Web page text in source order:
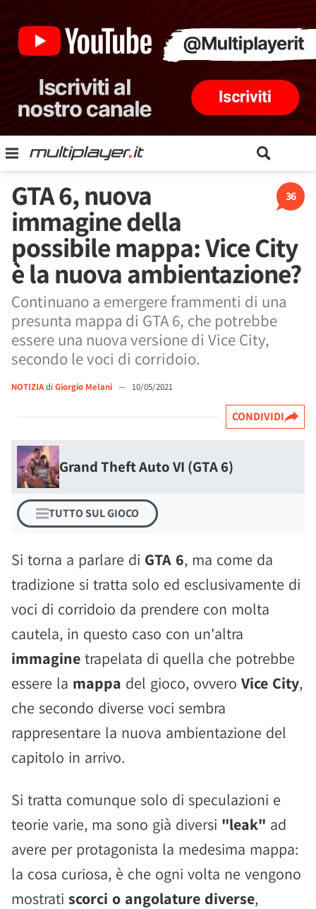
36
GTA 6, nuova
immagine della
possibile mappa: Vice City
è la nuova ambientazione?
Continuano a emergere frammenti di una
presunta mappa di GTA 6, che potrebbe
essere una nuova versione di Vice City,
secondo le voci di corridoio.
NOTIZIAdi Giorgio Melani — 10/05/2021
CONDIVIDI
Grand Theft Auto VI (GTA 6)
TUTTO SUL GIOCO
Si torna a parlare di GTA 6, ma come da
tradizione si tratta solo ed esclusivamente di
voci di corridoio da prendere con molta
cautela, in questo caso con un'altra
immagine trapelata di quella che potrebbe
essere la mappa del gioco, ovvero Vice City,
che secondo diverse voci sembra
rappresentare la nuova ambientazione del
capitolo in arrivo.
Si tratta comunque solo di speculazioni e
teorie varie, ma sono già diversi "leak" ad
avere per protagonista la medesima mappa:
la cosa curiosa, è che ogni volta ne vengono
mostrati scorci o angolature diverse,